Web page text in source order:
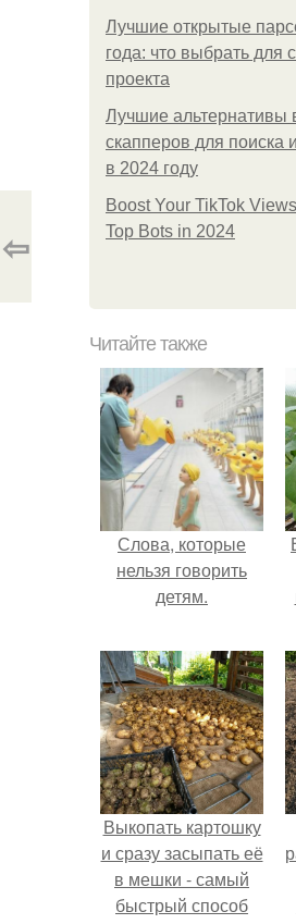
Лучшие открытые
года: что выбрать для
проекта
Лучшие альтернативы
скапперов для поиска
в 2024 году
Boost Your TikTok
Top Bots in 2024
⇦
Читайте также
Слова, которые
нельзя говорить
детям.
Выкопать картошку
и сразу засыпать её
в мешки - самый
быстрый способ